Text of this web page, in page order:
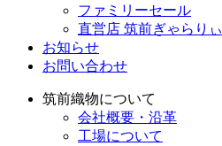
ファミリーセール
直営店 筑前ぎゃらりぃ
お知らせ
お問い合わせ
筑前織物について
会社概要・沿革
工場について